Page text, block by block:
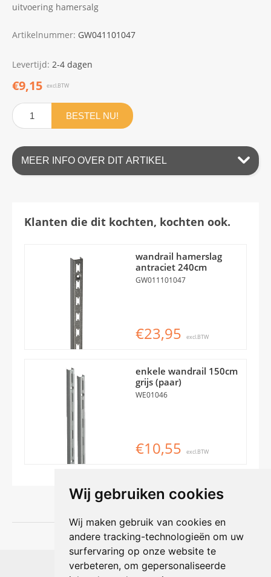
Wij gebruiken cookies
Wij maken gebruik van cookies en
andere tracking-technologieën om uw
surfervaring op onze website te
verbeteren, om gepersonaliseerde
uitvoering hamersalg
Artikelnummer: GW041101047
Levertijd: 2-4 dagen
€9,15 excl.BTW
BESTEL NU!
MEER INFO OVER DIT ARTIKEL
Klanten die dit kochten, kochten ook.
wandrail hamerslag
antraciet 240cm
GW011101047
€23,95 excl.BTW
enkele wandrail 150cm
grijs (paar)
WE01046
€10,55 excl.BTW
Shophouse online